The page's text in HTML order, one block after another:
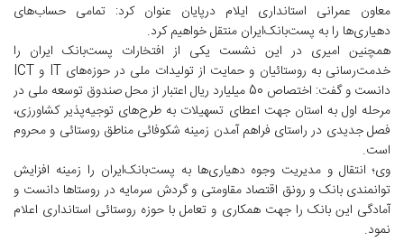
معاون عمرانی استانداری ایلام درپایان عنوان کرد: تمامی حساب‌های
دهیاری‌ها را به پست‌بانک‌ایران منتقل خواهیم کرد.
همچنین امیری در این نشست یکی از افتخارات پست‌بانک ایران را
خدمت‌رسانی به روستائیان و حمایت از تولیدات ملی در حوزه‌های IT و ICT
دانست و گفت: اختصاص 50 میلیارد ریال اعتبار از محل صندوق توسعه ملی در
مرحله اول به استان جهت اعطای تسهیلات به طرح‌های توجیه‌پذیر کشاورزی،
فصل جدیدی در راستای فراهم آمدن زمینه شکوفائی مناطق روستائی و محروم
است.
وی؛ انتقال و مدیریت وجوه دهیاری‌ها به پست‌بانک‌ایران را زمینه افزایش
توانمندی بانک و رونق اقتصاد مقاومتی و گردش سرمایه در روستاها دانست و
آمادگی این بانک را جهت همکاری و تعامل با حوزه روستائی استانداری اعلام
نمود.